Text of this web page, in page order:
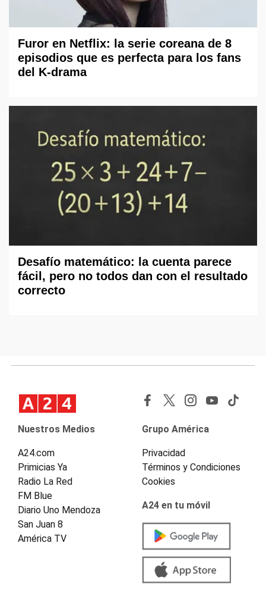
Furor en Netflix: la serie coreana de 8
episodios que es perfecta para los fans
del K-drama
Desafío matemático: la cuenta parece
fácil, pero no todos dan con el resultado
correcto
Nuestros Medios
A24.com
Primicias Ya
Radio La Red
FM Blue
Diario Uno Mendoza
San Juan 8
América TV
Grupo América
Privacidad
Términos y Condiciones
Cookies
A24 en tu móvil